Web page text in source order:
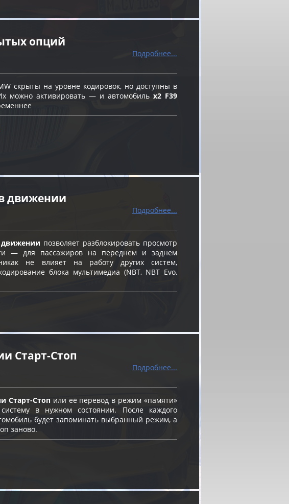
опций
Подробнее...
скрыты на уровне кодировок, но доступны в
можно активировать — и автомобиль x2 F39
движении
Подробнее...
позволяет разблокировать просмотр
— для пассажиров на переднем и заднем
не влияет на работу других систем,
блока мультимедиа (NBT, NBT Evo,
Старт-Cтоп
Подробнее...
Старт-Стоп или её перевод в режим «памяти»
систему в нужном состоянии. После каждого
будет запоминать выбранный режим, а
заново.